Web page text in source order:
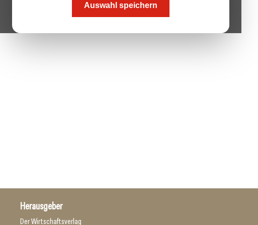
Auswahl speichern
Herausgeber
Der Wirtschaftsverlag